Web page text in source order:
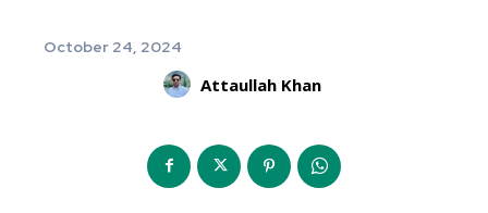
October 24, 2024
Attaullah Khan